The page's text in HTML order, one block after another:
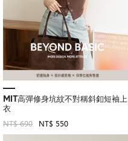
MIT高彈修身坑紋不對稱斜釦短袖上
衣
NT$ 690 NT$ 550